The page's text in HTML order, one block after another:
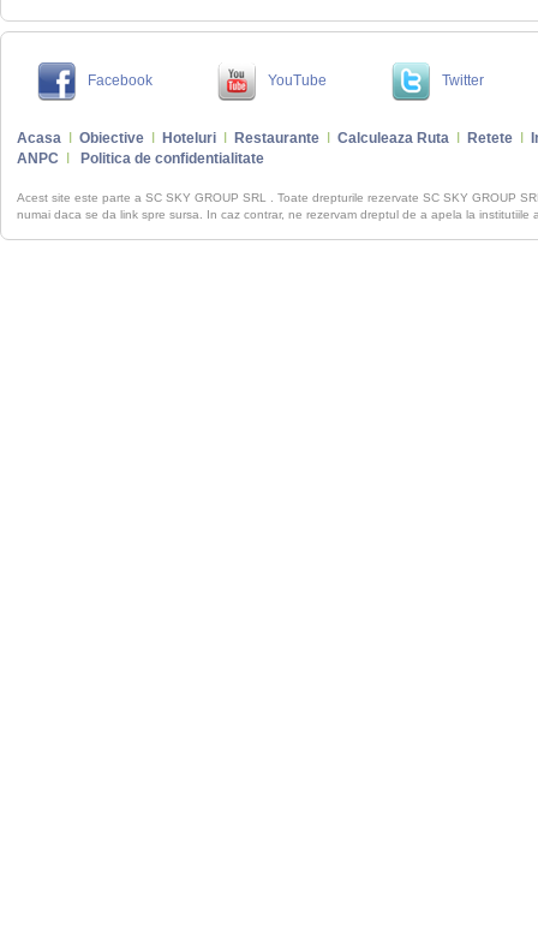
Facebook YouTube Twitter
Acasa Obiective Hoteluri Restaurante Calculeaza Ruta Retete
ANPC
Politica de confidentialitate
Acest site este parte a SC SKY GROUP SRL . Toate drepturile rezervate SC SKY GROUP
numai daca se da link spre sursa. In caz contrar, ne rezervam dreptul de a apela la institutiile